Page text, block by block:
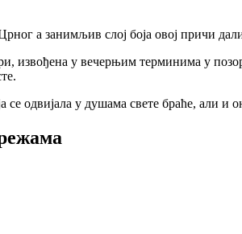
а занимљив слој боја овој причи
извођена у вечерњим терминима у
одвијала у душама свете браће, али и